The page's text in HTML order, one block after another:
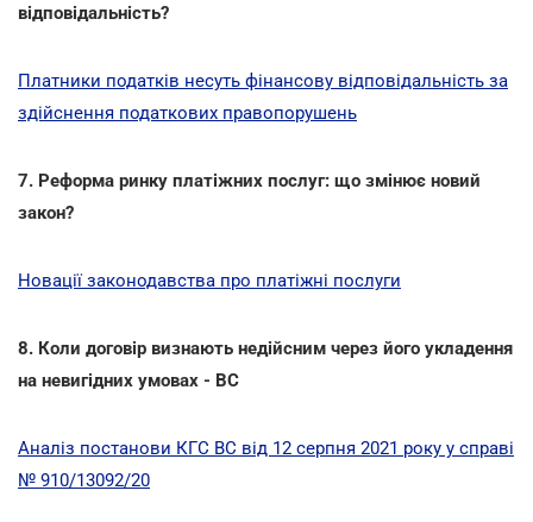
відповідальність?
Платники податків несуть фінансову відповідальність за
здійснення податкових правопорушень
7. Реформа ринку платіжних послуг: що змінює новий
закон?
Новації законодавства про платіжні послуги
8. Коли договір визнають недійсним через його укладення
на невигідних умовах - ВС
Аналіз постанови КГС ВС від 12 серпня 2021 року у справі
№ 910/13092/20